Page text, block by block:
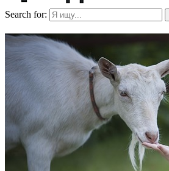
Search for: